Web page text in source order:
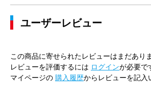
ユーザーレビュー
この商品に寄せられたレビューはまだあり
レビューを評価するには ログインが必要で
マイページの 購入履歴からレビューを記入